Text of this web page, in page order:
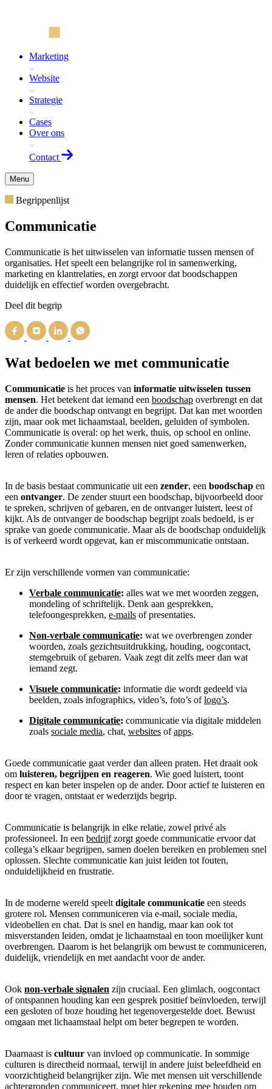
Marketing
Website
Strategie
Cases
Over ons
Contact
Menu
Begrippenlijst
Communicatie
Communicatie is het uitwisselen van informatie tussen mensen of
organisaties. Het speelt een belangrijke rol in samenwerking,
marketing en klantrelaties, en zorgt ervoor dat boodschappen
duidelijk en effectief worden overgebracht.
Deel dit begrip
Wat bedoelen we met communicatie
Communicatie is het proces van informatie uitwisselen tussen
mensen. Het betekent dat iemand een boodschap overbrengt en dat
de ander die boodschap ontvangt en begrijpt. Dat kan met woorden
zijn, maar ook met lichaamstaal, beelden, geluiden of symbolen.
Communicatie is overal: op het werk, thuis, op school en online.
Zonder communicatie kunnen mensen niet goed samenwerken,
leren of relaties opbouwen.
In de basis bestaat communicatie uit een zender, een boodschap en
een ontvanger. De zender stuurt een boodschap, bijvoorbeeld door
te spreken, schrijven of gebaren, en de ontvanger luistert, leest of
kijkt. Als de ontvanger de boodschap begrijpt zoals bedoeld, is er
sprake van goede communicatie. Maar als de boodschap onduidelijk
is of verkeerd wordt opgevat, kan er miscommunicatie ontstaan.
Er zijn verschillende vormen van communicatie:
Verbale communicatie: alles wat we met woorden zeggen,
mondeling of schriftelijk. Denk aan gesprekken,
telefoongesprekken, e-mails of presentaties.
Non-verbale communicatie: wat we overbrengen zonder
woorden, zoals gezichtsuitdrukking, houding, oogcontact,
stemgebruik of gebaren. Vaak zegt dit zelfs meer dan wat
iemand zegt.
Visuele communicatie: informatie die wordt gedeeld via
beelden, zoals infographics, video’s, foto’s oflogo’s.
Digitale communicatie: communicatie via digitale middelen
zoals sociale media, chat, websites ofapps.
Goede communicatie gaat verder dan alleen praten. Het draait ook
om luisteren, begrijpen en reageren. Wie goed luistert, toont
respect en kan beter inspelen op de ander. Door actief te luisteren en
door te vragen, ontstaat er wederzijds begrip.
Communicatie is belangrijk in elke relatie, zowel privé als
professioneel. In een bedrijfzorgt goede communicatie ervoor dat
collega’s elkaar begrijpen, samen doelen bereiken en problemen snel
oplossen. Slechte communicatie kan juist leiden tot fouten,
onduidelijkheid en frustratie.
In de moderne wereld speelt digitale communicatie een steeds
grotere rol. Mensen communiceren via e-mail, sociale media,
videobellen en chat. Dat is snel en handig, maar kan ook tot
misverstanden leiden, omdat je lichaamstaal en toon moeilijker kunt
overbrengen. Daarom is het belangrijk om bewust te communiceren,
duidelijk, vriendelijk en met aandacht voor de ander.
Ook non-verbale signalen zijn cruciaal. Een glimlach, oogcontact
of ontspannen houding kan een gesprek positief beïnvloeden, terwijl
een gesloten of boze houding het tegenovergestelde doet. Bewust
omgaan met lichaamstaal helpt om beter begrepen te worden.
Daarnaast is cultuur van invloed op communicatie. In sommige
culturen is directheid normaal, terwijl in andere juist beleefdheid en
voorzichtigheid belangrijker zijn. Wie met mensen uit verschillende
achtergronden communiceert, moet hier rekening mee houden om